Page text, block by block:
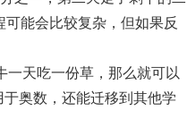
能会比较复杂，但如果反
一天吃一份草，那么就可以
奥数，还能迁移到其他学